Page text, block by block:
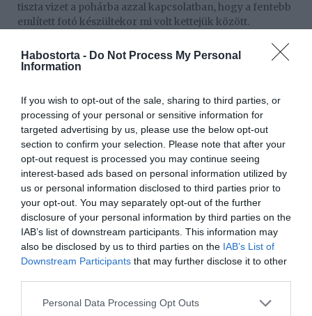
Habostorta - Do Not Process My Personal
Information
If you wish to opt-out of the sale, sharing to third parties, or
processing of your personal or sensitive information for
targeted advertising by us, please use the below opt-out
section to confirm your selection. Please note that after your
opt-out request is processed you may continue seeing
interest-based ads based on personal information utilized by
us or personal information disclosed to third parties prior to
your opt-out. You may separately opt-out of the further
disclosure of your personal information by third parties on the
IAB’s list of downstream participants. This information may
also be disclosed by us to third parties on the IAB’s List of
Downstream Participants that may further disclose it to other
Please note that this website/app uses one or more Google
Personal Data Processing Opt Outs
tiszta vizet a pohárba azzal kapcsolatban, hogy a fentebb
említett fotó készültekor mi volt kettejük között.
Az előadó egyik közeli ismerőse lapunknak elárulta, a
exével, habár neki is fáj a lezárás. Pár napja ugyan még
csalódottnak tűnt, úgy látszik, már túl is tette magát
Tímeán, a napokban máris egy új hölgy oldalán bukkant
fel. Pécsen adott koncertet, ahol a Raggamoffin című
slágerét a szokásos módon, az egyik táncoslánya
társaságában kezdte el énekelni.
Ezúttal azonban nem Tímeával táncolt, hanem egy másik
lányt húzott közelebb magához és simultak össze a
színpadon. A pillanat olyan érzékire sikeredett, hogy a
közönség egy csókot is látott kettejük között elcsattanni.
A jelenetről felvétel is készült, amely kikerült a TikTok-ra.
kapcsolatra.